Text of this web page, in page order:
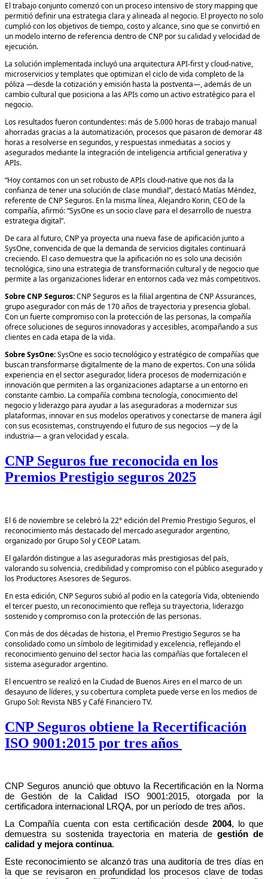
El trabajo conjunto comenzó con un proceso intensivo de story mapping que
permitió definir una estrategia clara y alineada al negocio. El proyecto no solo
cumplió con los objetivos de tiempo, costo y alcance, sino que se convirtió en
un modelo interno de referencia dentro de CNP por su calidad y velocidad de
ejecución.
La solución implementada incluyó una arquitectura API-first y cloud-native,
microservicios y templates que optimizan el ciclo de vida completo de la
póliza —desde la cotización y emisión hasta la postventa—, además de un
cambio cultural que posiciona a las APIs como un activo estratégico para el
negocio.
Los resultados fueron contundentes: más de 5.000 horas de trabajo manual
ahorradas gracias a la automatización, procesos que pasaron de demorar 48
horas a resolverse en segundos, y respuestas inmediatas a socios y
asegurados mediante la integración de inteligencia artificial generativa y
APIs.
“Hoy contamos con un set robusto de APIs cloud-native que nos da la
confianza de tener una solución de clase mundial”, destacó Matías Méndez,
referente de CNP Seguros. En la misma línea, Alejandro Korin, CEO de la
compañía, afirmó: “SysOne es un socio clave para el desarrollo de nuestra
estrategia digital”.
De cara al futuro, CNP ya proyecta una nueva fase de apificación junto a
SysOne, convencida de que la demanda de servicios digitales continuará
creciendo. El caso demuestra que la apificación no es solo una decisión
tecnológica, sino una estrategia de transformación cultural y de negocio que
permite a las organizaciones liderar en entornos cada vez más competitivos.
Sobre CNP Seguros:CNP Seguros es la filial argentina de CNP Assurances,
grupo asegurador con más de 170 años de trayectoria y presencia global.
Con un fuerte compromiso con la protección de las personas, la compañía
ofrece soluciones de seguros innovadoras y accesibles, acompañando a sus
clientes en cada etapa de la vida.
Sobre SysOne:SysOne es socio tecnológico y estratégico de compañías que
buscan transformarse digitalmente de la mano de expertos. Con una sólida
experiencia en el sector asegurador, lidera procesos de modernización e
innovación que permiten a las organizaciones adaptarse a un entorno en
constante cambio. La compañía combina tecnología, conocimiento del
negocio y liderazgo para ayudar a las aseguradoras a modernizar sus
plataformas, innovar en sus modelos operativos y conectarse de manera ágil
con sus ecosistemas, construyendo el futuro de sus negocios —y de la
industria— a gran velocidad y escala.
CNP Seguros fue reconocida en los
Premios Prestigio seguros 2025
El 6 de noviembre se celebró la 22° edición del Premio Prestigio Seguros, el
reconocimiento más destacado del mercado asegurador argentino,
organizado por Grupo Sol y CEOP Latam.
El galardón distingue a las aseguradoras más prestigiosas del país,
valorando su solvencia, credibilidad y compromiso con el público asegurado y
los Productores Asesores de Seguros.
En esta edición, CNP Seguros subió al podio en la categoría Vida, obteniendo
el tercer puesto, un reconocimiento que refleja su trayectoria, liderazgo
sostenido y compromiso con la protección de las personas.
Con más de dos décadas de historia, el Premio Prestigio Seguros se ha
consolidado como un símbolo de legitimidad y excelencia, reflejando el
reconocimiento genuino del sector hacia las compañías que fortalecen el
sistema asegurador argentino.
El encuentro se realizó en la Ciudad de Buenos Aires en el marco de un
desayuno de líderes, y su cobertura completa puede verse en los medios de
Grupo Sol: Revista NBS y Café Financiero TV.
CNP Seguros obtiene la Recertificación
ISO 9001:2015 por tres años
CNP Seguros anunció que obtuvo la Recertificación en la Norma
de Gestión de la Calidad ISO 9001:2015, otorgada por la
certificadora internacional LRQA, por un período de tres años.
La Compañía cuenta con esta certificación desde 2004, lo que
demuestra su sostenida trayectoria en materia de gestión de
calidad y mejora continua.
Este reconocimiento se alcanzó tras una auditoría de tres días en
la que se revisaron en profundidad los procesos clave de todas